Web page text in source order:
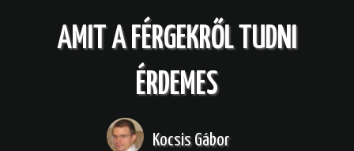
AMIT A FÉRGEKRŐL TUDNI
ÉRDEMES
Kocsis Gábor